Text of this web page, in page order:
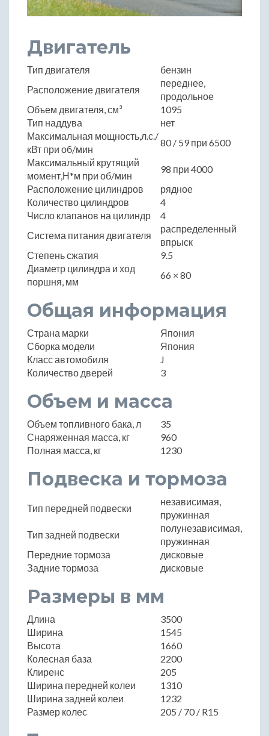
Двигатель
Тип двигателя
бензин
Расположение двигателя
переднее,
продольное
Объем двигателя, см³
1095
Тип наддува
нет
Максимальная мощность,л.с./
кВт при об/мин
80 / 59 при 6500
Максимальный крутящий
момент,Н*м при об/мин
98 при 4000
Расположение цилиндров
рядное
Количество цилиндров
4
Число клапанов на цилиндр
4
Система питания двигателя
распределенный
впрыск
Степень сжатия
9.5
Диаметр цилиндра и ход
поршня, мм
66 × 80
Общая информация
Страна марки
Япония
Сборка модели
Япония
Класс автомобиля
J
Количество дверей
3
Объем и масса
Объем топливного бака, л
35
Снаряженная масса, кг
960
Полная масса, кг
1230
Подвеска и тормоза
Тип передней подвески
независимая,
пружинная
Тип задней подвески
полунезависимая,
пружинная
Передние тормоза
дисковые
Задние тормоза
дисковые
Размеры в мм
Длина
3500
Ширина
1545
Высота
1660
Колесная база
2200
Клиренс
205
Ширина передней колеи
1310
Ширина задней колеи
1232
Размер колес
205 / 70 / R15